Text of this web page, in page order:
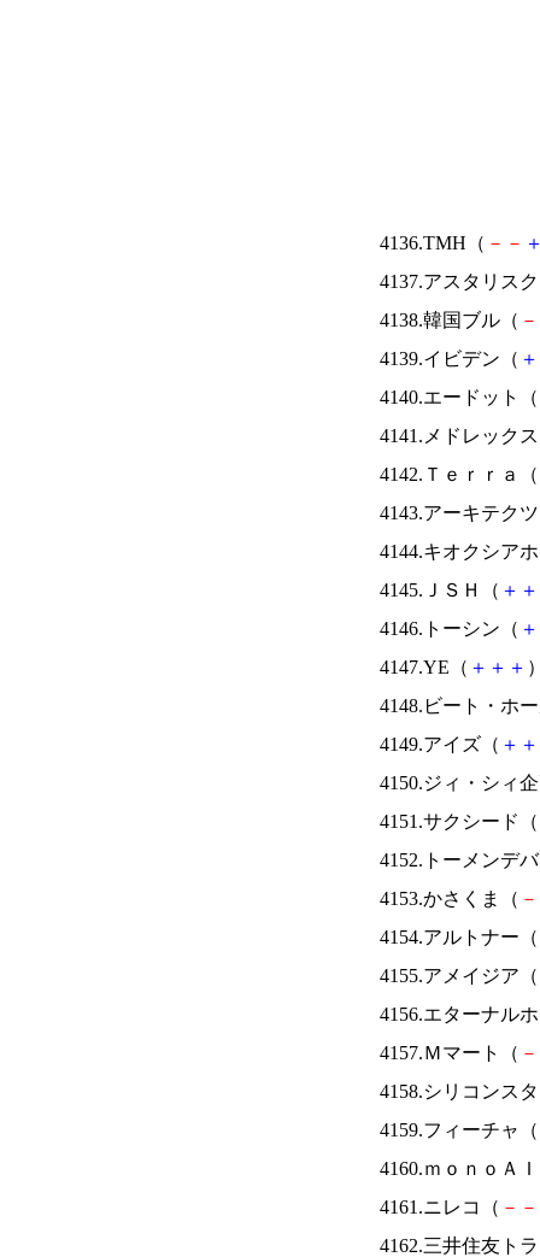
4136.TMH（ － －
4137.アスタリス
4138.韓国ブル（ －
4139.イビデン（ ＋
4140.エードット（
4141.メドレック
4142.Ｔｅｒｒａ（
4143.アーキテク
4144.キオクシア
4145.ＪＳＨ（ ＋ ＋
4146.トーシン（ ＋
4147.YE（ ＋ ＋ ＋
4148.ビート・ホ
4149.アイズ（ ＋ ＋
4150.ジィ・シィ
4151.サクシード（
4152.トーメンデ
4153.かさくま（ －
4154.アルトナー（
4155.アメイジア（
4156.エターナル
4157.Ｍマート（ －
4158.シリコンス
4159.フィーチャ（
4160.ｍｏｎｏＡ
4161.ニレコ（ － －
4162.三井住友ト